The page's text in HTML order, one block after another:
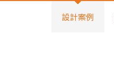
設計案例